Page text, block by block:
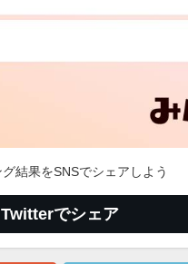
結果をSNSでシェアしよう
Twitterでシェア